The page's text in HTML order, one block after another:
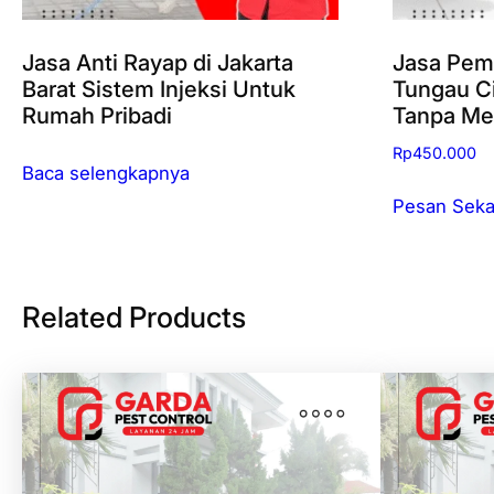
Jasa Anti Rayap di Jakarta
Barat Sistem Injeksi Untuk
Rumah Pribadi
Baca selengkapnya
Jasa
Tungau
Tanpa
Rp450.000
Pesan
Related Products